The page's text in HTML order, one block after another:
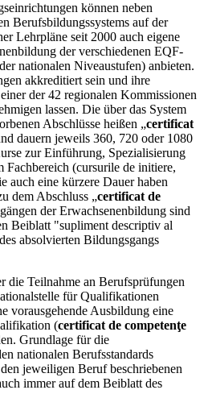
können neben
Berufsbildungssystems auf der
Lehrpläne seit 2000 auch eigene
der verschiedenen EQF-
nationalen Niveaustufen) anbieten.
akkreditiert sein und ihre
der 42 regionalen Kommissionen
lassen. Die über das System
Abschlüsse heißen „certificat
dauern jeweils 360, 720 oder 1080
zur Einführung, Spezialisierung
Fachbereich (cursurile de initiere,
auch eine kürzere Dauer haben
dem Abschluss „certificat de
der Erwachsenenbildung sind
Beiblatt "supliment descriptiv al
absolvierten Bildungsgangs
die Teilnahme an Berufsprüfungen
für Qualifikationen
vorausgehende Ausbildung eine
(certificat de competenţe
Grundlage für die
nationalen Berufsstandards
jeweiligen Beruf beschriebenen
immer auf dem Beiblatt des